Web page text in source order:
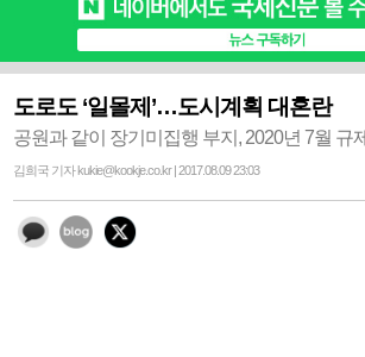
도로도 ‘일몰제’…도시계획 대혼란
공원과 같이 장기미집행 부지, 2020년 7월 규
김희국 기자 kukie@kookje.co.kr | 2017.08.09 23:03